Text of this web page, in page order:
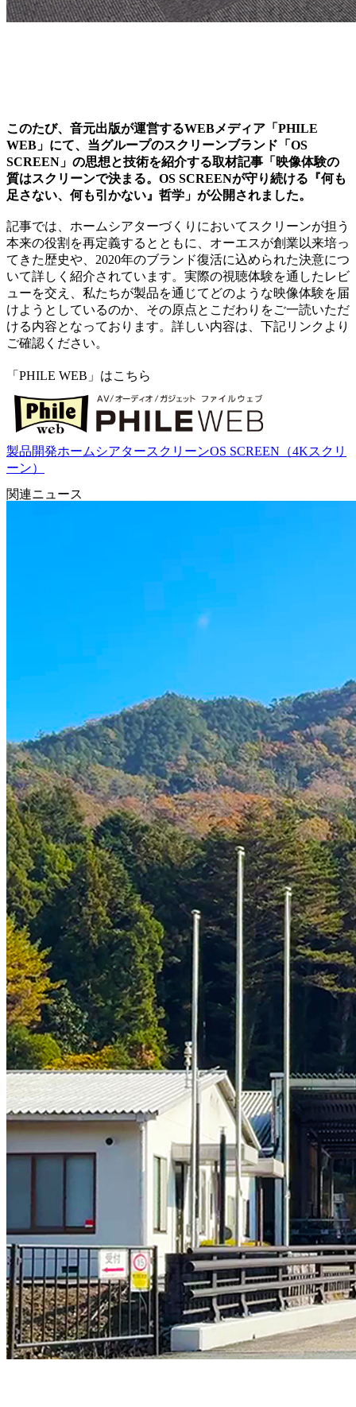
このたび、音元出版が運営するWEBメディア「PHILE
WEB」にて、当グループのスクリーンブランド「OS
SCREEN」の思想と技術を紹介する取材記事「映像体験の
質はスクリーンで決まる。OS SCREENが守り続ける『何も
足さない、何も引かない』哲学」が公開されました。
記事では、ホームシアターづくりにおいてスクリーンが担う
本来の役割を再定義するとともに、オーエスが創業以来培っ
てきた歴史や、2020年のブランド復活に込められた決意につ
いて詳しく紹介されています。実際の視聴体験を通したレビ
ューを交え、私たちが製品を通じてどのような映像体験を届
けようとしているのか、その原点とこだわりをご一読いただ
ける内容となっております。詳しい内容は、下記リンクより
ご確認ください。
「PHILE WEB」はこちら
製品開発ホームシアタースクリーンOS SCREEN（4Kスクリ
ーン）
関連ニュース